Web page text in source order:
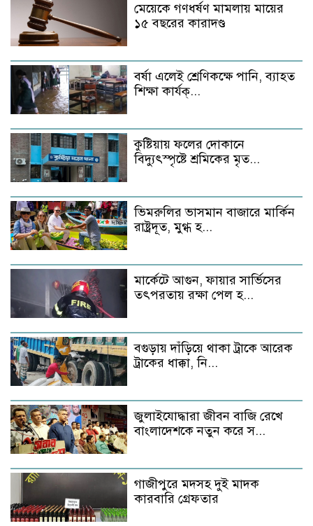
মেয়েকে গণধর্ষণ মামলায় মায়ের
১৫ বছরের কারাদণ্ড
বর্ষা এলেই শ্রেণিকক্ষে পানি, ব্যাহত
শিক্ষা কার্যক্...
কুষ্টিয়ায় ফলের দোকানে
বিদ্যুৎস্পৃষ্টে শ্রমিকের মৃত...
ভিমরুলির ভাসমান বাজারে মার্কিন
রাষ্ট্রদূত, মুগ্ধ হ...
মার্কেটে আগুন, ফায়ার সার্ভিসের
তৎপরতায় রক্ষা পেল হ...
বগুড়ায় দাঁড়িয়ে থাকা ট্রাকে আরেক
ট্রাকের ধাক্কা, নি...
জুলাইযোদ্ধারা জীবন বাজি রেখে
বাংলাদেশকে নতুন করে স...
গাজীপুরে মদসহ দুই মাদক
কারবারি গ্রেফতার